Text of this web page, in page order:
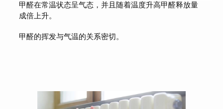
甲醛在常温状态呈气态，并且随着温度升高甲醛释放量
成倍上升。
甲醛的挥发与气温的关系密切。